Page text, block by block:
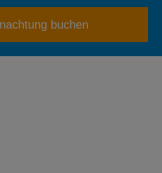
buchen